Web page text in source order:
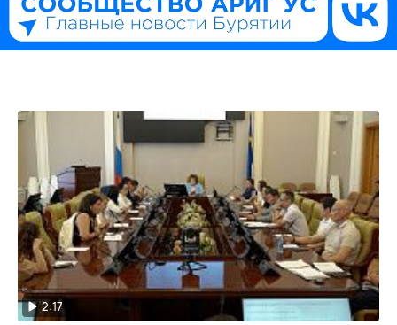
2:17